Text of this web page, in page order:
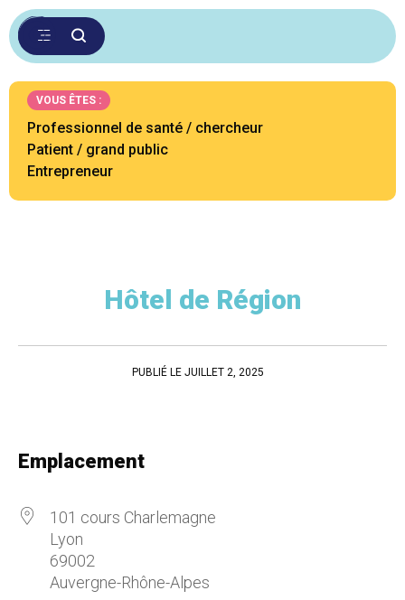
VOUS ÊTES :
Professionnel de santé / chercheur
Patient / grand public
Entrepreneur
Hôtel de Région
PUBLIÉ LE JUILLET 2, 2025
Emplacement
101 cours Charlemagne
Lyon
69002
Auvergne-Rhône-Alpes